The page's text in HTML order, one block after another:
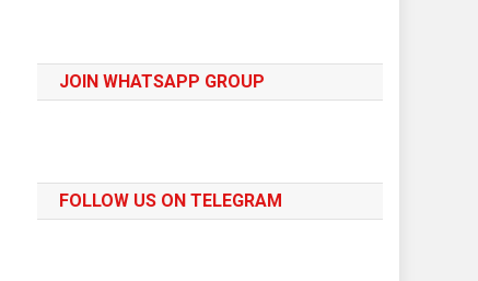
JOIN WHATSAPP GROUP
FOLLOW US ON TELEGRAM